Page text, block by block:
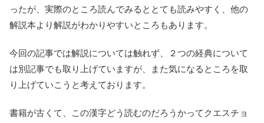
ったが、実際のところ読んでみるととても読みやすく、他の
解説本より解説がわかりやすいところもあります。
今回の記事では解説については触れず、２つの経典について
は別記事でも取り上げていますが、また気になるところを取
り上げていこうと考えております。
書籍が古くて、この漢字どう読むのだろうかってクエスチョ